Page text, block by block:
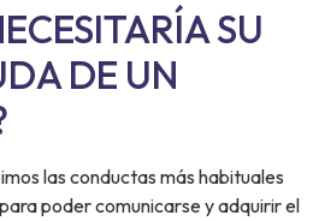
SU
DE UN
las conductas más habituales
poder comunicarse y adquirir el